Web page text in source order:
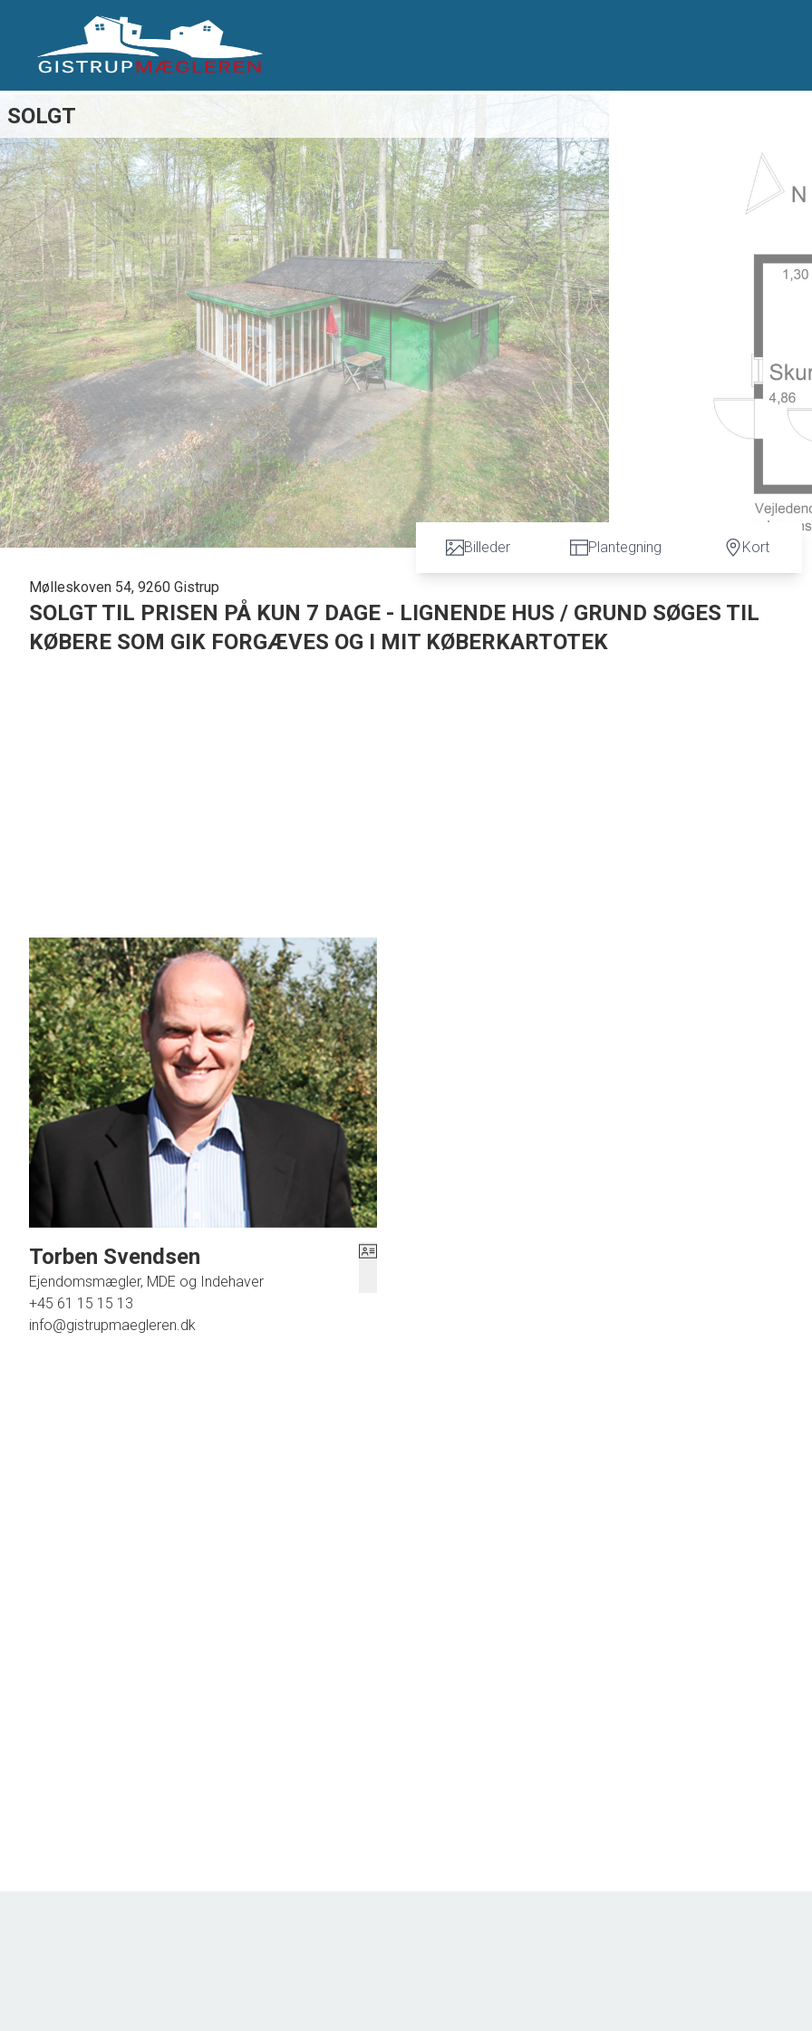
SOLGT
Billeder Plantegning Kort
Mølleskoven 54, 9260 Gistrup
SOLGT TIL PRISEN PÅ KUN 7 DAGE - LIGNENDE HUS / GRUND SØGES TIL
KØBERE SOM GIK FORGÆVES OG I MIT KØBERKARTOTEK
Ring for fremvisning på tlf. 6115 1513
Coronavirussen skal tages alvorligt, og jeg følger myndighedernes anvisninger, og for at minimere risikoen for smitte med coronavirus har jeg valgt at tage nye
metoder i brug:
- Åbent hus arrangementer foregår nu som 1 - 1 fremvisninger, hvor man tilmelder sig 1 hold af gangen
- Jeg har håndsprit med til alle fremvisninger og åbne huse
- Jeg undlader at give hånd og holder god afstand
- Jeg er klar til at hjælpe både på telefon, mail, og videomøder / facetime
Torben Svendsen
Ejendomsmægler, MDE og Indehaver
+45 61 15 15 13
info@gistrupmaegleren.dk